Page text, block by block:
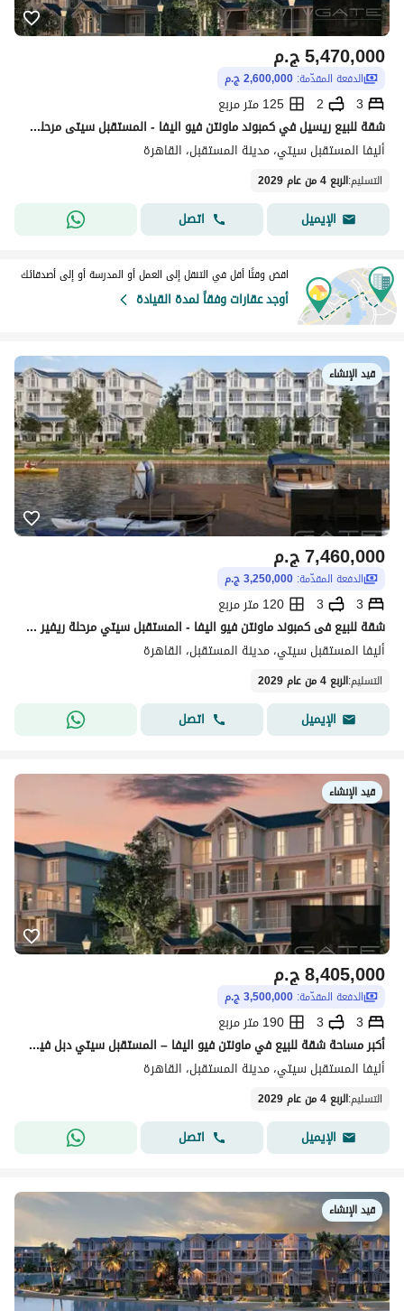
ج.م5,470,000
الدفعة المقدّمة: 2,600,000 ج.م
3
2
125 متر مربع
شقة للبيع ريسيل في كمبوند ماونتن فيو اليفا - المستقبل سيتى مرحله الريفير بحرى فيو داخلى
أليفا المستقبل سيتي، مدينة المستقبل، القاهرة
التسليم:الربع 4 من عام 2029
الإيميل اتصل
اقض وقتًا أقل في التنقل إلى العمل أو المدرسة أو إلى أصدقائك
أوجد عقارات وفقاً لمدة القيادة
قيد الإنشاء
ج.م7,460,000
الدفعة المقدّمة: 3,250,000 ج.م
3
3
120 متر مربع
شقة للبيع فى كمبوند ماونتن فيو اليفا - المستقبل سيتي مرحلة ريفير بحرى -دايركت على الريفير
أليفا المستقبل سيتي، مدينة المستقبل، القاهرة
التسليم:الربع 4 من عام 2029
الإيميل اتصل
قيد الإنشاء
ج.م8,405,000
الدفعة المقدّمة: 3,500,000 ج.م
3
3
190 متر مربع
أكبر مساحة شقة للبيع في ماونتن فيو اليفا – المستقبل سيتي دبل فيو مميز داخل مرحلة ريفر بارك
أليفا المستقبل سيتي، مدينة المستقبل، القاهرة
التسليم:الربع 4 من عام 2029
الإيميل اتصل
قيد الإنشاء